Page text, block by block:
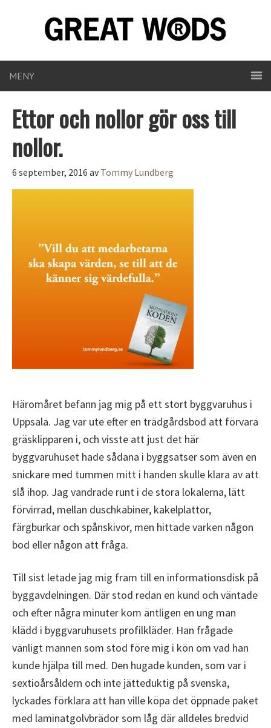
MENY
Ettor och nollor gör oss till
nollor.
6 september, 2016 avTommy Lundberg
Häromåret befann jag mig på ett stort byggvaruhus i
Uppsala. Jag var ute efter en trädgårdsbod att förvara
gräsklipparen i, och visste att just det här
byggvaruhuset hade sådana i byggsatser som även en
snickare med tummen mitt i handen skulle klara av att
slå ihop. Jag vandrade runt i de stora lokalerna, lätt
förvirrad, mellan duschkabiner, kakelplattor,
färgburkar och spånskivor, men hittade varken någon
bod eller någon att fråga.
Till sist letade jag mig fram till en informationsdisk på
byggavdelningen. Där stod redan en kund och väntade
och efter några minuter kom äntligen en ung man
klädd i byggvaruhusets profilkläder. Han frågade
vänligt mannen som stod före mig i kön om vad han
kunde hjälpa till med. Den hugade kunden, som var i
sextioårsåldern och inte jätteduktig på svenska,
lyckades förklara att han ville köpa det öppnade paket
med laminatgolvbrädor som låg där alldeles bredvid